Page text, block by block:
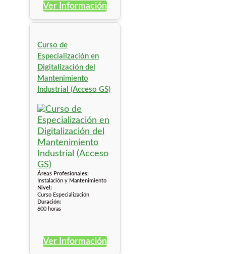
Ver Información
Curso de
Especialización en
Digitalización del
Mantenimiento
Industrial (Acceso GS)
Áreas Profesionales:
Instalación y Mantenimiento
Nivel:
Curso Especialización
Duración:
600 horas
Ver Información